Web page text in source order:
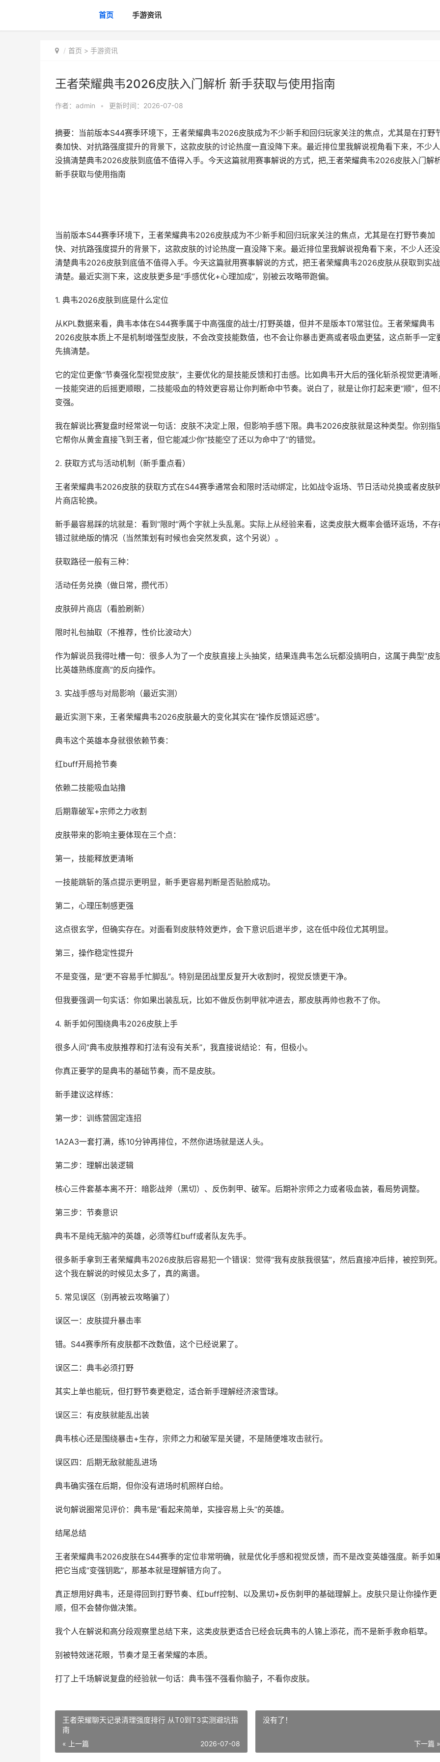
首页 手游资讯
首页 > 手游资讯
王者荣耀典韦2026皮肤入门解析 新手获取与使用指南
作者： admin • 更新时间：2026-07-08
摘要：当前版本S44赛季环境下，王者荣耀典韦2026皮肤成为不少新手和回归玩家关注的焦点，尤其是在打野
奏加快、对抗路强度提升的背景下，这款皮肤的讨论热度一直没降下来。最近排位里我解说视角看下来，不少
没搞清楚典韦2026皮肤到底值不值得入手。今天这篇就用赛事解说的方式，把,王者荣耀典韦2026皮肤入门解
新手获取与使用指南
当前版本S44赛季环境下，王者荣耀典韦2026皮肤成为不少新手和回归玩家关注的焦点，尤其是在打野节奏加
快、对抗路强度提升的背景下，这款皮肤的讨论热度一直没降下来。最近排位里我解说视角看下来，不少人还
清楚典韦2026皮肤到底值不值得入手。今天这篇就用赛事解说的方式，把王者荣耀典韦2026皮肤从获取到实
清楚。最近实测下来，这皮肤更多是“手感优化+心理加成”，别被云攻略带跑偏。
1. 典韦2026皮肤到底是什么定位
从KPL数据来看，典韦本体在S44赛季属于中高强度的战士/打野英雄，但并不是版本T0常驻位。王者荣耀典韦
2026皮肤本质上不是机制增强型皮肤，不会改变技能数值，也不会让你暴击更高或者吸血更猛，这点新手一定
先搞清楚。
它的定位更像“节奏强化型视觉皮肤”，主要优化的是技能反馈和打击感。比如典韦开大后的强化斩杀视觉更清晰
一技能突进的后摇更顺眼，二技能吸血的特效更容易让你判断命中节奏。说白了，就是让你打起来更“顺”，但不
变强。
我在解说比赛复盘时经常说一句话：皮肤不决定上限，但影响手感下限。典韦2026皮肤就是这种类型。你别指
它帮你从黄金直接飞到王者，但它能减少你“技能空了还以为命中了”的错觉。
2. 获取方式与活动机制（新手重点看）
王者荣耀典韦2026皮肤的获取方式在S44赛季通常会和限时活动绑定，比如战令返场、节日活动兑换或者皮肤
片商店轮换。
新手最容易踩的坑就是：看到“限时”两个字就上头乱氪。实际上从经验来看，这类皮肤大概率会循环返场，不存
错过就绝版的情况（当然策划有时候也会突然发疯，这个另说）。
获取路径一般有三种：
活动任务兑换（做日常，攒代币）
皮肤碎片商店（看脸刷新）
限时礼包抽取（不推荐，性价比波动大）
作为解说员我得吐槽一句：很多人为了一个皮肤直接上头抽奖，结果连典韦怎么玩都没搞明白，这属于典型“皮
比英雄熟练度高”的反向操作。
3. 实战手感与对局影响（最近实测）
最近实测下来，王者荣耀典韦2026皮肤最大的变化其实在“操作反馈延迟感”。
典韦这个英雄本身就很依赖节奏：
红buff开局抢节奏
依赖二技能吸血站撸
后期靠破军+宗师之力收割
皮肤带来的影响主要体现在三个点：
第一，技能释放更清晰
一技能跳斩的落点提示更明显，新手更容易判断是否贴脸成功。
第二，心理压制感更强
这点很玄学，但确实存在。对面看到皮肤特效更炸，会下意识后退半步，这在低中段位尤其明显。
第三，操作稳定性提升
不是变强，是“更不容易手忙脚乱”。特别是团战里反复开大收割时，视觉反馈更干净。
但我要强调一句实话：你如果出装乱玩，比如不做反伤刺甲就冲进去，那皮肤再帅也救不了你。
4. 新手如何围绕典韦2026皮肤上手
很多人问“典韦皮肤推荐和打法有没有关系”，我直接说结论：有，但极小。
你真正要学的是典韦的基础节奏，而不是皮肤。
新手建议这样练：
第一步：训练营固定连招
1A2A3一套打满，练10分钟再排位，不然你进场就是送人头。
第二步：理解出装逻辑
核心三件套基本离不开：暗影战斧（黑切）、反伤刺甲、破军。后期补宗师之力或者吸血装，看局势调整。
第三步：节奏意识
典韦不是纯无脑冲的英雄，必须等红buff或者队友先手。
很多新手拿到王者荣耀典韦2026皮肤后容易犯一个错误：觉得“我有皮肤我很猛”，然后直接冲后排，被控到死
这个我在解说的时候见太多了，真的离谱。
5. 常见误区（别再被云攻略骗了）
误区一：皮肤提升暴击率
错。S44赛季所有皮肤都不改数值，这个已经说累了。
误区二：典韦必须打野
其实上单也能玩，但打野节奏更稳定，适合新手理解经济滚雪球。
误区三：有皮肤就能乱出装
典韦核心还是围绕暴击+生存，宗师之力和破军是关键，不是随便堆攻击就行。
误区四：后期无敌就能乱进场
典韦确实强在后期，但你没有进场时机照样白给。
说句解说圈常见评价：典韦是“看起来简单，实操容易上头”的英雄。
结尾总结
王者荣耀典韦2026皮肤在S44赛季的定位非常明确，就是优化手感和视觉反馈，而不是改变英雄强度。新手如
把它当成“变强钥匙”，那基本就是理解错方向了。
真正想用好典韦，还是得回到打野节奏、红buff控制、以及黑切+反伤刺甲的基础理解上。皮肤只是让你操作更
顺，但不会替你做决策。
我个人在解说和高分段观察里总结下来，这类皮肤更适合已经会玩典韦的人锦上添花，而不是新手救命稻草。
别被特效迷花眼，节奏才是王者荣耀的本质。
打了上千场解说复盘的经验就一句话：典韦强不强看你脑子，不看你皮肤。
王者荣耀聊天记录清理强度排行 从T0到T3实测避坑指
南
« 上一篇 2026-07-08
没有了！
下一篇 »